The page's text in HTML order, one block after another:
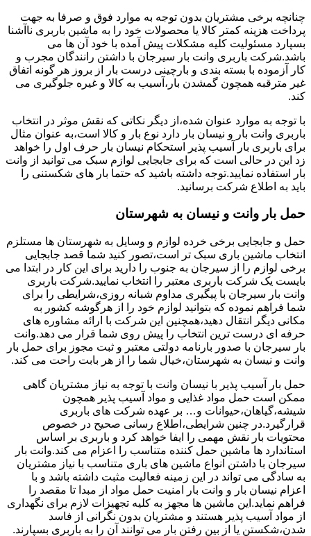
چنانچه برخی مشتریان بدون توجه به موارد فوق و صرفا به جهت
پرداخت هزینه کمتر کالا یا محصولات خود را به ماشین باربری ناآشنا
بسپارد مسئولیت کلیه مشکلات پیش آمده با خود آن ها می
باشد.شرکت باربری وانت بار سیرجان با داشتن رانندگان مجرب و
کار آزموده با بسته بندی و بارچینی درست بار از بروز هر گونه اتفاق
غیر مترقبه همچون گمشدن بار،آسیب به کالا و غیره جلوگیری می
کند.
با توجه به موارد عنوان شده،از دیگر نکاتی که نقش موثر در انتخاب
باربری وانت بار و نیسان بار دارد نوع بار و کالا است،به عنوان مثال
برای باربری بار آسیب پذیر استحکام نیسان بار حرف اول را خواهد
زد این در حالی است که برای جابجایی لوازم سبک می توانید از وانت
بار استفاده نمایید.توجه داشته باشید که حتما بار های شکستنی را
باید به اطلاع شرکت برسانید.
حمل بار وانت و نیسان به شهرستان
حمل و جابجایی برخی خرده لوازم و وسایل به شهرستان ها مستلزم
انتخاب ماشین باری سبک تر است،تصور کنید شما قصد جابجایی
برخی لوازم را از سیرجان به جنوب را دارید برای این کار در ابتدا می
بایست یک شرکت باربری معتبر را انتخاب نمایید.شرکت باربری
وانت بار سیرجان با پیگیری مداوم شبانه روزی،شرایطی را برای
شما فراهم نموده که بتوانید لوازم خود را از هرگوشه کشور به
مکانی دیگر انتقال دهید،همچنین این شرکت با ارائه مشاوره های
حرفه ای درست ترین انتخاب را پیش روی شما قرار می دهد.وانت
بار سیرجان با صدور بارنامه دولتی معتبر و ثبت مجوز برای حمل بار
وانت و نیسان به شهرستان،خیال شما را از هر بابت راحت می کند.
حمل بار آسیب پذیر با نیسان وانت با توجه به نیاز مشتریان گاهی
ممکن است حمل مواد غذایی و مواد آسیب پذیر همچون
شیشه،گیاهان،حیوانات و… بر عهده شرکت های باربری
قرارگیرد.در چنین شرایطی،اطلاع رسانی صحیح در خصوص
محتویات بار نقش مهمی را ایفا خواهد کرد و باربری بر اساس
استاندارد ها ماشین حمل کننده متناسب را اعزام می کند.وانت بار
سیرجان با داشتن انواع ماشین های باری متناسب با نیاز مشتریان
به سادگی می تواند در این زمینه فعالیت مثبت داشته باشد و با
اعزام نیسان بار و وانت بار امنیت حمل مواد از مبدا تا مقصد را
فراهم نماید.این ماشین ها مجهز به کلیه تجهیزات لازم برای نگهداری
از مواد آسیب پذیر هستند و مشتریان بدون نگرانی از فاسد
شدن،شکستن یا از بین رفتن بار می توانند آن را به باربری بسپارند.